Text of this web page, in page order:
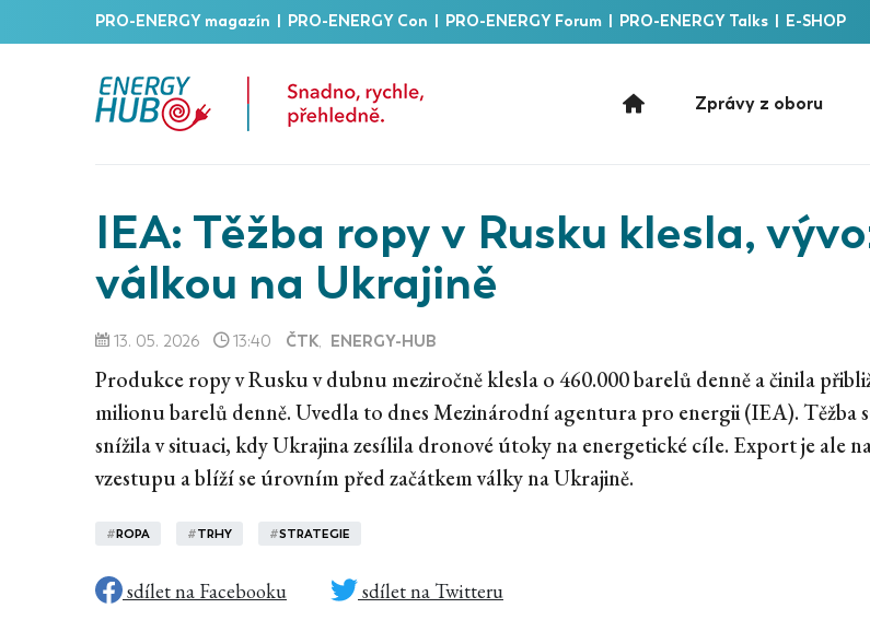
PRO-ENERGY magazín PRO-ENERGY Con PRO-ENERGY Forum PRO-ENERGY Talks E-SHOP
Zprávy z oboru
IEA: Těžba ropy v Rusku klesla,
válkou na Ukrajině
13. 05. 2026 13:40 ČTK, ENERGY-HUB
Produkce ropy v Rusku v dubnu meziročně klesla o 460.000 barelů denně a činila
milionu barelů denně. Uvedla to dnes Mezinárodní agentura pro energii (IEA). Těžba
snížila v situaci, kdy Ukrajina zesílila dronové útoky na energetické cíle. Export je ale
vzestupu a blíží se úrovním před začátkem války na Ukrajině.
#ROPA #TRHY #STRATEGIE
sdílet na Facebooku sdílet na Twitteru